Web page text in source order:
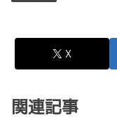
X
関連記事